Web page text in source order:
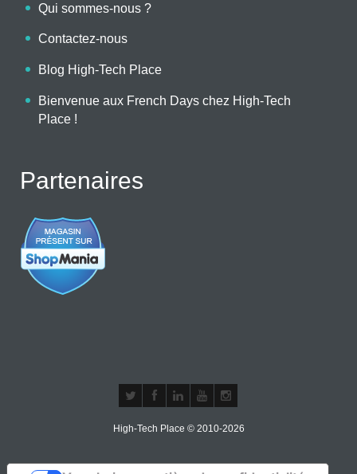
Qui sommes-nous ?
Contactez-nous
Blog High-Tech Place
Bienvenue aux French Days chez High-Tech
Place !
Partenaires
High-Tech Place © 2010-2026